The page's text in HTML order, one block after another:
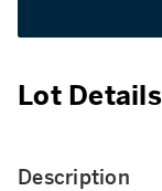
Lot Details
Description